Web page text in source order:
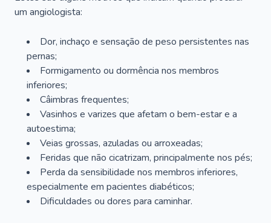
um angiologista:
Dor, inchaço e sensação de peso persistentes nas
pernas;
Formigamento ou dormência nos membros
inferiores;
Câimbras frequentes;
Vasinhos e varizes que afetam o bem-estar e a
autoestima;
Veias grossas, azuladas ou arroxeadas;
Feridas que não cicatrizam, principalmente nos pés;
Perda da sensibilidade nos membros inferiores,
especialmente em pacientes diabéticos;
Dificuldades ou dores para caminhar.